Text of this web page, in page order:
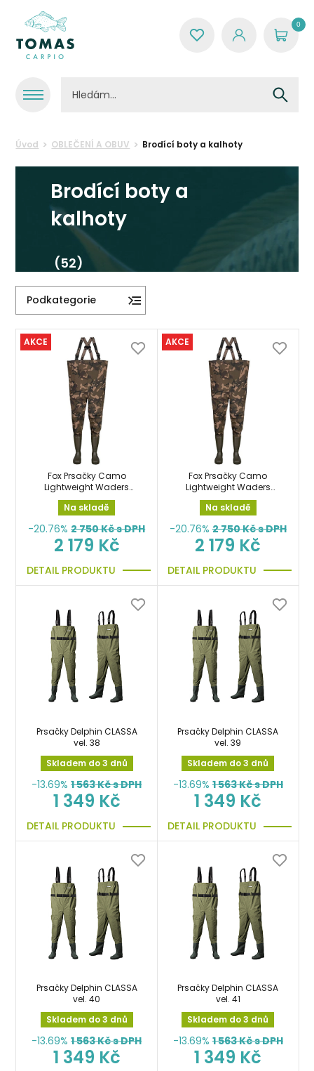
0
Úvod OBLEČENÍ A OBUV Brodící boty a kalhoty
Brodící boty a
kalhoty
(52)
Podkategorie
AKCE
Fox Prsačky Camo
Lightweight Waders
vel.42/8 lehké
Na skladě
-20.76% 2 750Kč s DPH
2 179 Kč
DETAIL PRODUKTU
AKCE
Fox Prsačky Camo
Lightweight Waders
vel.43/9 lehké
Na skladě
-20.76% 2 750Kč s DPH
2 179 Kč
DETAIL PRODUKTU
Prsačky Delphin CLASSA
vel. 38
Skladem do 3 dnů
-13.69% 1 563Kč s DPH
1 349 Kč
DETAIL PRODUKTU
Prsačky Delphin CLASSA
vel. 39
Skladem do 3 dnů
-13.69% 1 563Kč s DPH
1 349 Kč
DETAIL PRODUKTU
Prsačky Delphin CLASSA
vel. 40
Skladem do 3 dnů
-13.69% 1 563Kč s DPH
1 349 Kč
Prsačky Delphin CLASSA
vel. 41
Skladem do 3 dnů
-13.69% 1 563Kč s DPH
1 349 Kč